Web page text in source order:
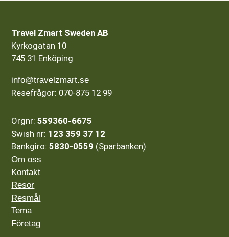
Travel Zmart Sweden AB
Kyrkogatan 10
745 31 Enköping
info@travelzmart.se
Resefrågor: 070-875 12 99
Orgnr:559360-6675
Swish nr: 123 359 37 12
Bankgiro:5830-0559 (Sparbanken)
Om oss
Kontakt
Resor
Resmål
Tema
Företag